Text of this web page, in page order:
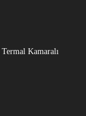
Kamaralı